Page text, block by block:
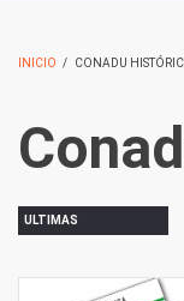
INICIO / CONADU
ULTIMAS